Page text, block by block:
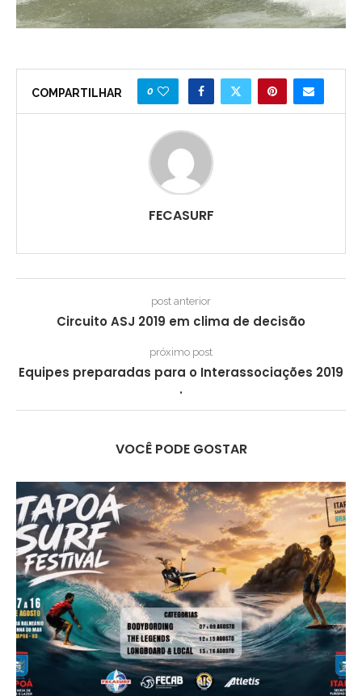
COMPARTILHAR 0
FECASURF
post anterior
Circuito ASJ 2019 em clima de decisão
próximo post
Equipes preparadas para o Interassociações 2019
.
VOCÊ PODE GOSTAR